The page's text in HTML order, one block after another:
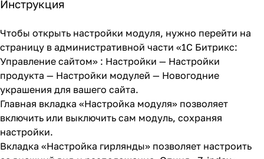
Инструкция
Чтобы открыть настройки модуля, нужно перейти на
страницу в административной части «1С Битрикс:
Управление сайтом» : Настройки — Настройки
продукта — Настройки модулей — Новогодние
украшения для вашего сайта.
Главная вкладка «Настройка модуля» позволяет
включить или выключить сам модуль, сохраняя
настройки.
Вкладка «Настройка гирлянды» позволяет настроить